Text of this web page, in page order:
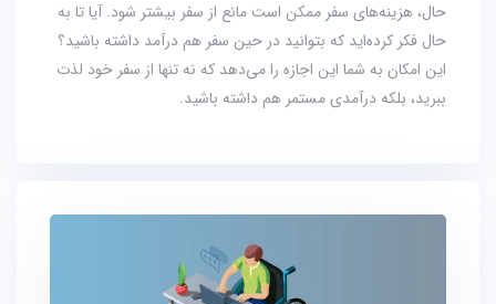
حال، هزینه‌های سفر ممکن است مانع از سفر بیشتر شود. آیا تا به
حال فکر کرده‌اید که بتوانید در حین سفر هم درآمد داشته باشید؟
این امکان به شما این اجازه را می‌دهد که نه تنها از سفر خود لذت
ببرید، بلکه درآمدی مستمر هم داشته باشید.